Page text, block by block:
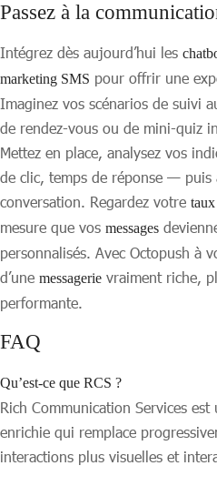
Passez à la
Intégrez dès aujourd’hui les
marketing SMS pour offrir une
Imaginez vos scénarios de suivi
de rendez-vous ou de mini-quiz
Mettez en place, analysez vos
de clic, temps de réponse — puis
conversation. Regardez votre taux
mesure que vos messages
personnalisés. Avec Octopush à
d’une messagerie vraiment riche,
performante.
FAQ
Qu’est-ce que RCS ?
Rich Communication Services
enrichie qui remplace
interactions plus visuelles et